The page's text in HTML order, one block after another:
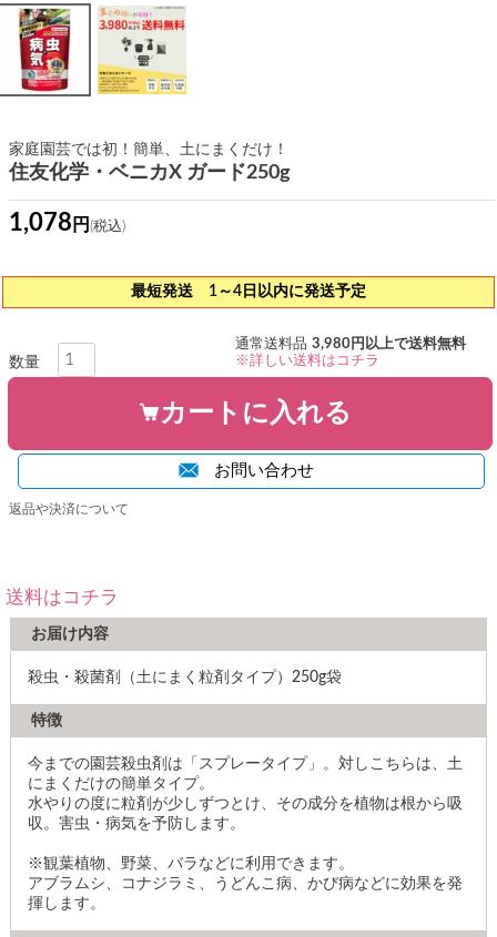
家庭園芸では初！簡単、土にまくだけ！
住友化学・ベニカX ガード250g
1,078
最短発送 1～4日以内に発送予定
通常送料品 3,980円以上で送料無料
※詳しい送料はコチラ
カートに入れる
お問い合わせ
返品や決済について
送料はコチラ
お届け内容
殺虫・殺菌剤（土にまく粒剤タイプ）250g袋
特徴
今までの園芸殺虫剤は「スプレータイプ」。対しこちらは、土
にまくだけの簡単タイプ。
水やりの度に粒剤が少しずつとけ、その成分を植物は根から吸
収。害虫・病気を予防します。
※観葉植物、野菜、バラなどに利用できます。
アブラムシ、コナジラミ、うどんこ病、かび病などに効果を発
揮します。